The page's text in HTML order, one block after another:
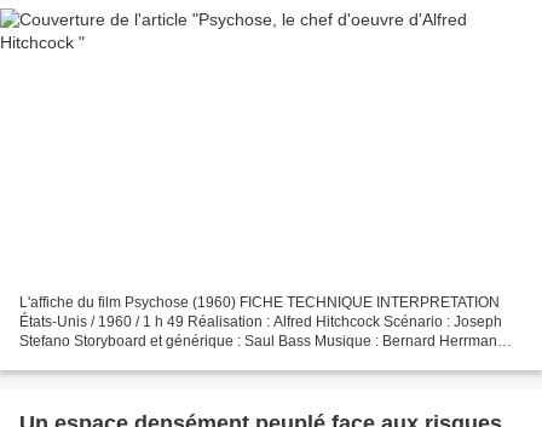
L'affiche du film Psychose (1960) FICHE TECHNIQUE INTERPRETATION
États-Unis / 1960 / 1 h 49 Réalisation : Alfred Hitchcock Scénario : Joseph
Stefano Storyboard et générique : Saul Bass Musique : Bernard Herrman